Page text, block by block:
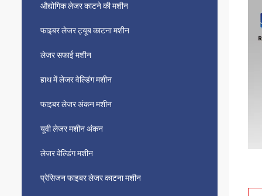
औद्योगिक लेजर काटने की मशीन
फाइबर लेजर ट्यूब काटना मशीन
लेजर सफाई मशीन
हाथ में लेजर वेल्डिंग मशीन
फाइबर लेजर अंकन मशीन
यूवी लेजर मशीन अंकन
लेजर वेल्डिंग मशीन
प्रेसिजन फाइबर लेजर काटना मशीन